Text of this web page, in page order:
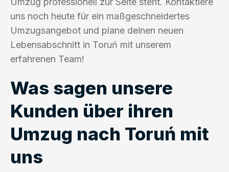
uns noch heute für ein maßgeschneidertes
Umzugsangebot und plane deinen neuen
Lebensabschnitt in Toruń mit unserem
erfahrenen Team!
Was sagen unsere
Kunden über ihren
Umzug nach Toruń mit
uns